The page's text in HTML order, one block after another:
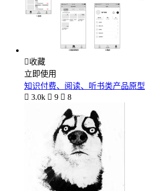
收藏
立即使用
知识付费、阅读、听书类产品原型
 3.0k  9  8